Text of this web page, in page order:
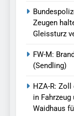
Zeugen
Gleissturz
FW-M:
(Sendling)
HZA-R:
in
Waidhaus